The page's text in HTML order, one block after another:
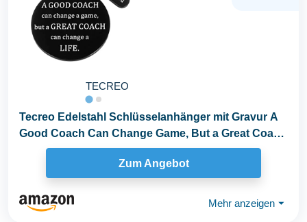
TECREO
Tecreo Edelstahl Schlüsselanhänger mit Gravur A
Good Coach Can Change Game, But a Great Coach
Can...
Zum Angebot
Mehr anzeigen ⏷